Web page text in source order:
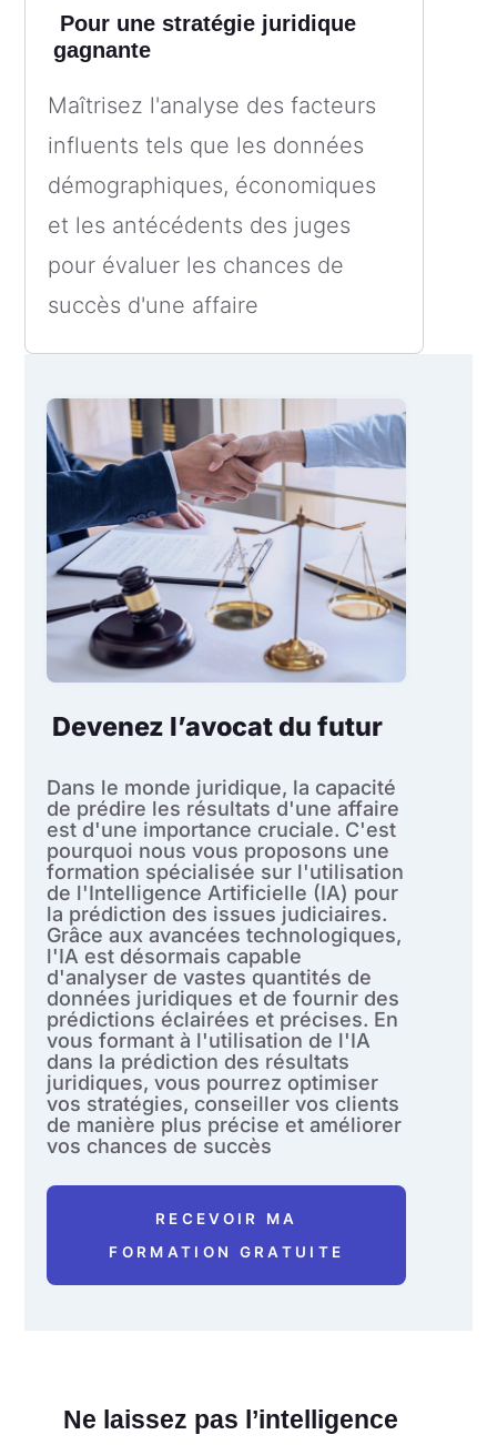
Pour une stratégie juridique
gagnante
Maîtrisez l'analyse des facteurs
influents tels que les données
démographiques, économiques
et les antécédents des juges
pour évaluer les chances de
succès d'une affaire
Devenez l’avocat du futur
Dans le monde juridique, la capacité
de prédire les résultats d'une affaire
est d'une importance cruciale. C'est
pourquoi nous vous proposons une
formation spécialisée sur l'utilisation
de l'Intelligence Artificielle (IA) pour
la prédiction des issues judiciaires.
Grâce aux avancées technologiques,
l'IA est désormais capable
d'analyser de vastes quantités de
données juridiques et de fournir des
prédictions éclairées et précises. En
vous formant à l'utilisation de l'IA
dans la prédiction des résultats
juridiques, vous pourrez optimiser
vos stratégies, conseiller vos clients
de manière plus précise et améliorer
vos chances de succès
RECEVOIR MA
FORMATION GRATUITE
Ne laissez pas l’intelligence